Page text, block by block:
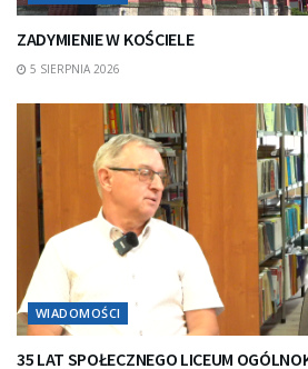
ZADYMIENIE W KOŚCIELE
5 SIERPNIA 2026
WIADOMOŚCI
35 LAT SPOŁECZNEGO LICEUM